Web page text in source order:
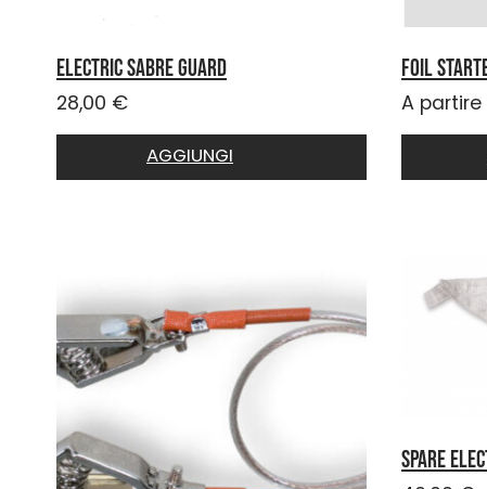
Electric Sabre guard
28,00 €
AGGIUNGI
FOIL
A partire
Spare